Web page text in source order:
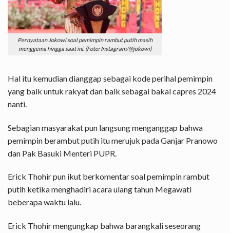
Pernyataan Jokowi soal pemimpin rambut putih masih
menggema hingga saat ini. (Foto: Instagram/@jokowi)
Hal itu kemudian dianggap sebagai kode perihal pemimpin
yang baik untuk rakyat dan baik sebagai bakal capres 2024
nanti.
Sebagian masyarakat pun langsung menganggap bahwa
pemimpin berambut putih itu merujuk pada Ganjar Pranowo
dan Pak Basuki Menteri PUPR.
Erick Thohir pun ikut berkomentar soal pemimpin rambut
putih ketika menghadiri acara ulang tahun Megawati
beberapa waktu lalu.
Erick Thohir mengungkap bahwa barangkali seseorang